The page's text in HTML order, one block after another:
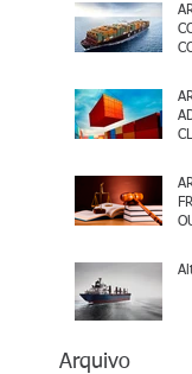
Arquivo